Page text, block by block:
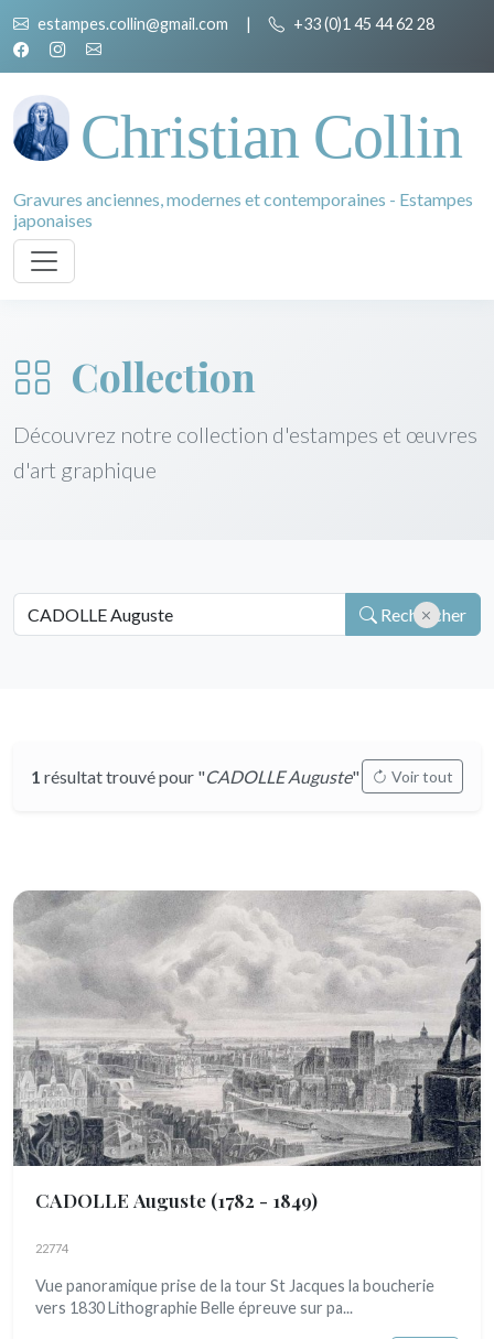
estampes.collin@gmail.com | +33 (0)1 45 44 62 28
Christian Collin
Gravures anciennes, modernes et contemporaines - Estampes
japonaises
Collection
Découvrez notre collection d'estampes et œuvres
d'art graphique
Rechercher
1 résultat trouvé pour "CADOLLE Auguste" Voir tout
CADOLLE Auguste (1782 - 1849)
22774
Vue panoramique prise de la tour St Jacques la boucherie
vers 1830 Lithographie Belle épreuve sur pa...